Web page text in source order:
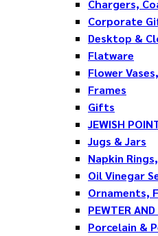
Chargers,
Corporate
Desktop &
Flatware
Flower
Frames
Gifts
JEWISH
Jugs & Jars
Napkin
Oil Vinegar
Ornaments,
PEWTER
Porcelain &